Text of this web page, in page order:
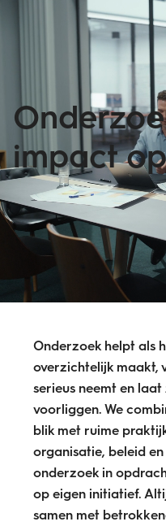
impact
Onderzoek helpt als
overzichtelijk maakt,
serieus neemt en
voorliggen. We
blik met ruime
organisatie, beleid
onderzoek in
op eigen initiatief.
samen met